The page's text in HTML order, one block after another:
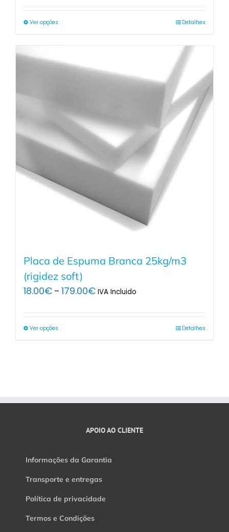
Ver opções Detalhes
Placa de Espuma Branca 25kg/m3
(rigidez soft)
18.00€ – 179.00€Price
IVA Incluido
Ver opções Detalhes
APOIO AO CLIENTE
Informações da Garantia
Transporte e entregas
Política de privacidade
Termos e Condições